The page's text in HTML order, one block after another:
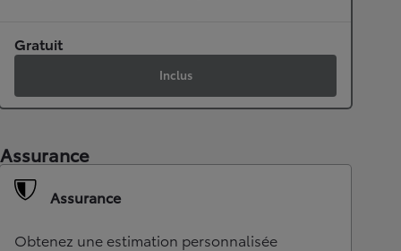
Gratuit
Inclus
Assurance
Assurance
Obtenez une estimation personnalisée